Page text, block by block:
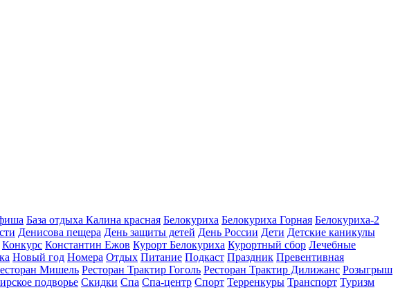
База отдыха Калина красная Белокуриха Белокуриха Горная Белокуриха-2
Денисова пещера День защиты детей День России Дети Детские каникулы
Конкурс Константин Ежов Курорт Белокуриха Курортный сбор Лечебные
Новый год Номера Отдых Питание Подкаст Праздник Превентивная
Мишель Ресторан Трактир Гоголь Ресторан Трактир Дилижанс Розыгрыш
подворье Скидки Спа Спа-центр Спорт Терренкуры Транспорт Туризм